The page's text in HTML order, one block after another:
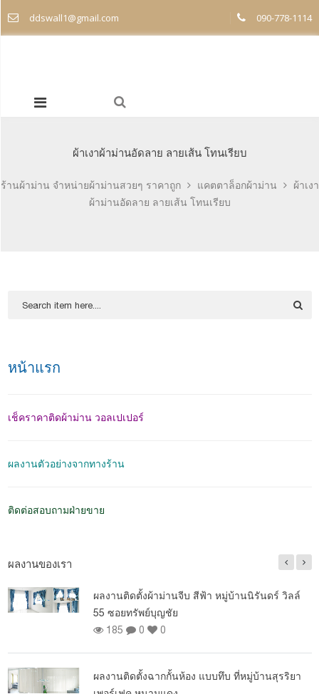
ddswall1@gmail.com 090-778-1114
ผ้าเงาผ้าม่านอัดลาย ลายเส้น โทนเรียบ
ร้านผ้าม่าน จำหน่ายผ้าม่านสวยๆ ราคาถูก แคตตาล็อกผ้าม่าน
ผ้าเงา
ผ้าม่านอัดลาย ลายเส้น โทนเรียบ
หน้าแรก
เช็คราคาติดผ้าม่าน วอลเปเปอร์
ผลงานตัวอย่างจากทางร้าน
ติดต่อสอบถามฝ่ายขาย
ผลงานของเรา
ผลงานติดตั้งผ้าม่านจีบ สีฟ้า หมู่บ้านนิรันดร์ วิลล์
55 ซอยทรัพย์บุญชัย
185
0 0
ผลงานติดตั้งฉากกั้นห้อง แบบทึบ ที่หมู่บ้านสุรริยา